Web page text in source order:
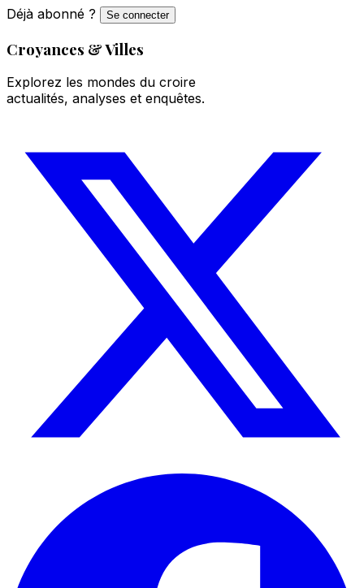
Déjà abonné ?
Se connecter
Croyances & Villes
Explorez les mondes du croire
actualités, analyses et enquêtes.